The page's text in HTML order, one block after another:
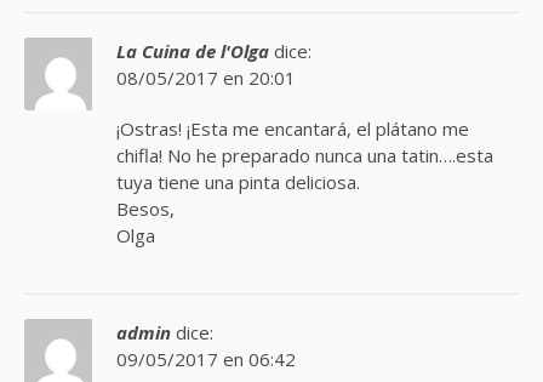
La Cuina de l'Olga dice:
08/05/2017 en 20:01
¡Ostras! ¡Esta me encantará, el plátano me
chifla! No he preparado nunca una tatin….esta
tuya tiene una pinta deliciosa.
Besos,
Olga
admin dice:
09/05/2017 en 06:42